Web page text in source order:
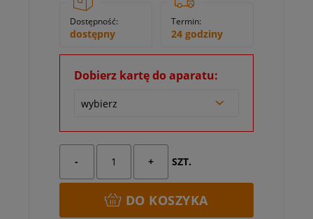
Dostępność:
dostępny
Termin:
24 godziny
Dobierz kartę do aparatu:
- + SZT.
DO KOSZYKA